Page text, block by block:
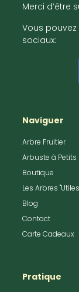
Merci d’être
Vous
sociaux:
Naviguer
Arbre Fruitier
Arbuste à Petits
Boutique
Les Arbres
Blog
Contact
Carte Cadeaux
Pratique